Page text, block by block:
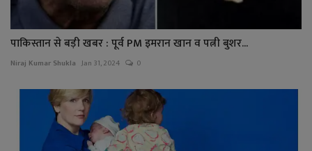
पाकिस्तान से बड़ी खबर : पूर्व PM इमरान खान व पत्नी बुशर...
Niraj Kumar Shukla Jan 31, 2024 0